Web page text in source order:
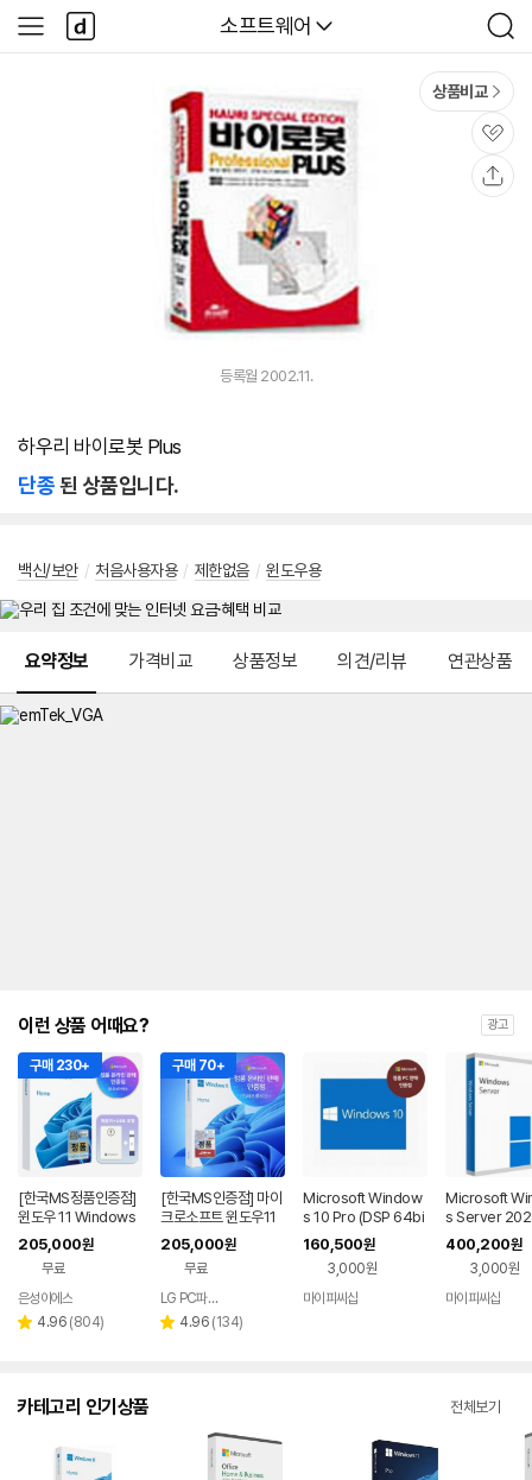
다나와
소프트웨어
검
색
사
이
다
나
와
상품비교
관
심
등록월 2002.11.
하우리 바이로봇 Plus
단종된 상품입니다.
백신/보안 / 처음사용자용 / 제한없음 / 윈도우용
요약정보 가격비교 상품정보 의견/리뷰 연관상품
이런 상품 어때요? 광고
구매 230+
[한국MS정품인증점]
윈도우 11 Windows
Home FPP 처음사용
자용 USB 영구 버전
제품키 + EZPDF 번들
합본팩
205,000원
무료
페이
은성이에스
별 4.96 리
(804)
구매 70+
[한국MS인증점] 마이
크로소프트 윈도우11
홈 Windows Home
FPP 처음사용자용 한
글 USB포함
205,000원
무료
페이
LG PC파트너 해오름
별 4.96 리
(134)
Microsoft Window
s 10 Pro (DSP 64bi
t 한글)
160,500원
3,000원
마이피씨샵
Microsoft
s Server
ndard 기업용
추가용 DSP
400,200원
3,000원
마이피씨샵
카테고리 인기상품 전체보기